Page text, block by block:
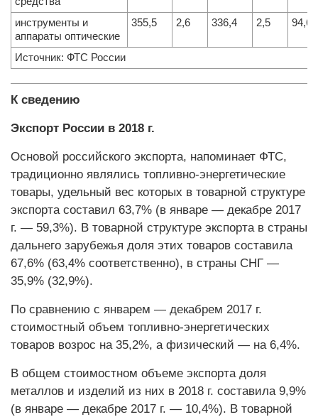
инструменты и
аппараты оптические
355,5 2,6 336,4 2,5 94,6
Источник: ФТС России
К сведению
Экспорт России в 2018 г.
Основой российского экспорта, напоминает ФТС,
традиционно являлись топливно-энергетические
товары, удельный вес которых в товарной структуре
экспорта составил 63,7% (в январе — декабре 2017
г. — 59,3%). В товарной структуре экспорта в страны
дальнего зарубежья доля этих товаров составила
67,6% (63,4% соответственно), в страны СНГ —
35,9% (32,9%).
По сравнению с январем — декабрем 2017 г.
стоимостный объем топливно-энергетических
товаров возрос на 35,2%, а физический — на 6,4%.
В общем стоимостном объеме экспорта доля
металлов и изделий из них в 2018 г. составила 9,9%
(в январе — декабре 2017 г. — 10,4%). В товарной